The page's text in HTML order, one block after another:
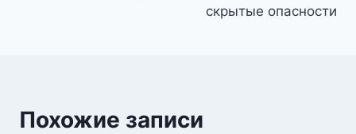
скрытые опасности
Похожие записи